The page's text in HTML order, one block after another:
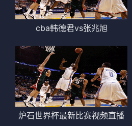
cba韩德君vs张兆旭
炉石世界杯最新比赛视频直播